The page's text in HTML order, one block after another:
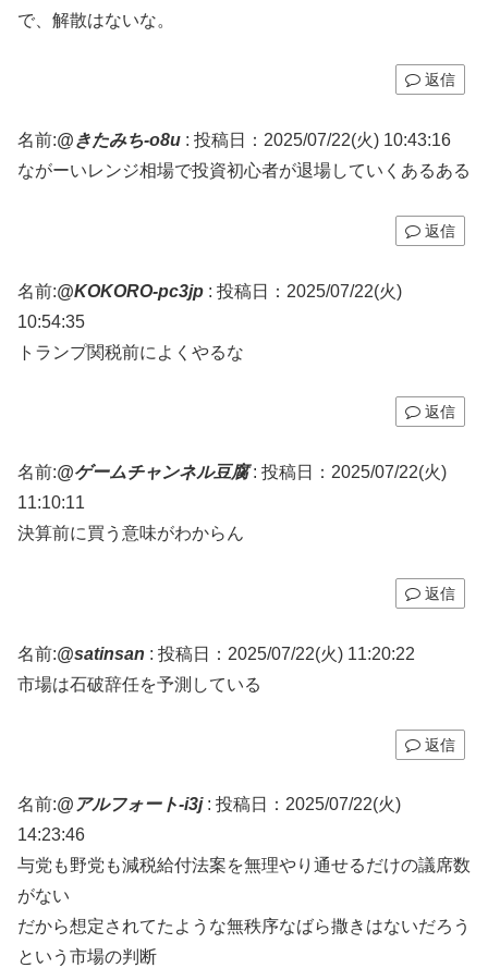
で、解散はないな。
返信
名前:@きたみち-o8u : 投稿日：2025/07/22(火) 10:43:16
ながーいレンジ相場で投資初心者が退場していくあるある
返信
名前:@KOKORO-pc3jp : 投稿日：2025/07/22(火)
10:54:35
トランプ関税前によくやるな
返信
名前:@ゲームチャンネル豆腐: 投稿日：2025/07/22(火)
11:10:11
決算前に買う意味がわからん
返信
名前:@satinsan : 投稿日：2025/07/22(火) 11:20:22
市場は石破辞任を予測している
返信
名前:@アルフォート-i3j: 投稿日：2025/07/22(火)
14:23:46
与党も野党も減税給付法案を無理やり通せるだけの議席数
がない
だから想定されてたような無秩序なばら撒きはないだろう
という市場の判断